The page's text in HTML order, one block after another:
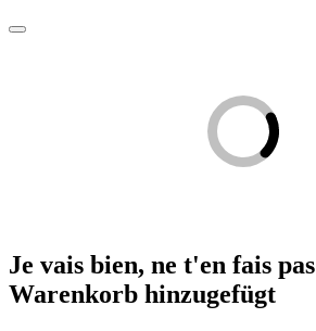
Je vais bien, ne t'en fais pas
Warenkorb hinzugefügt